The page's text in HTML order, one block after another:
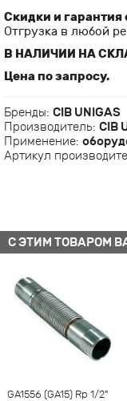
Скидки и гарантия
Отгрузка в любой
В НАЛИЧИИ НА
Цена по запросу.
Бренды: CIB UNIGAS
Производитель: CIB
Применение:
Артикул
С ЭТИМ ТОВАРОМ
GA1556 (GA15) Rp 1/2"